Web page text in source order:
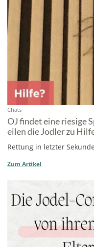
Chats
OJ findet eine riesige
eilen die Jodler zu
Rettung in letzter
Zum Artikel